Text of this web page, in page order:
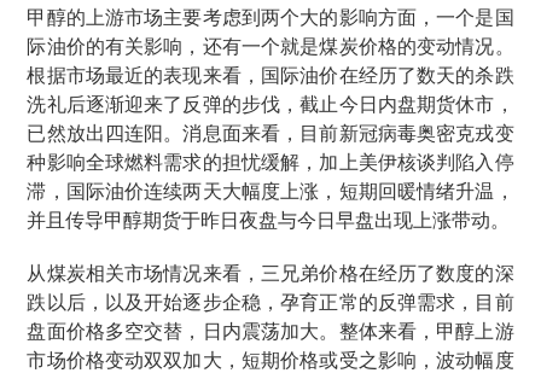
甲醇的上游市场主要考虑到两个大的影响方面，一个是国
际油价的有关影响，还有一个就是煤炭价格的变动情况。
根据市场最近的表现来看，国际油价在经历了数天的杀跌
洗礼后逐渐迎来了反弹的步伐，截止今日内盘期货休市，
已然放出四连阳。消息面来看，目前新冠病毒奥密克戎变
种影响全球燃料需求的担忧缓解，加上美伊核谈判陷入停
滞，国际油价连续两天大幅度上涨，短期回暖情绪升温，
并且传导甲醇期货于昨日夜盘与今日早盘出现上涨带动。
从煤炭相关市场情况来看，三兄弟价格在经历了数度的深
跌以后，以及开始逐步企稳，孕育正常的反弹需求，目前
盘面价格多空交替，日内震荡加大。整体来看，甲醇上游
市场价格变动双双加大，短期价格或受之影响，波动幅度